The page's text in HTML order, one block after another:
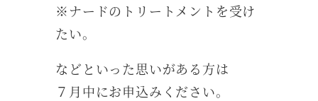
※ナードのトリートメントを受け
たい。
などといった思いがある方は
７月中にお申込みください。